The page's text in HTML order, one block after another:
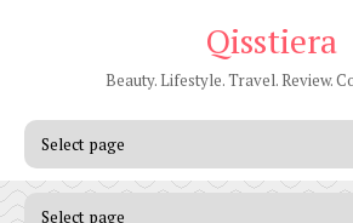
Qisstiera
Beauty. Lifestyle. Travel. Review.